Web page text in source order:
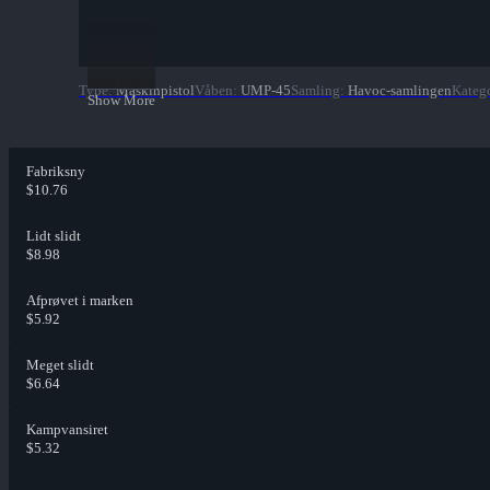
Show More
Type: MaskinpistolVåben: UMP-45Samling: Havoc-samlingen
Fabriksny
$10.76
Lidt slidt
$8.98
Afprøvet i marken
$5.92
Meget slidt
$6.64
Kampvansiret
$5.32